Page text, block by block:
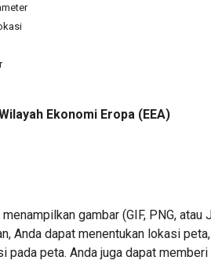
Ekonomi Eropa (EEA)
menampilkan gambar (GIF, PNG,
Anda dapat menentukan lokasi
pada peta. Anda juga dapat